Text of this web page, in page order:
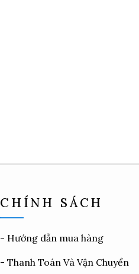
CHÍNH SÁCH
- Hướng dẫn mua hàng
- Thanh Toán Và Vận Chuyển